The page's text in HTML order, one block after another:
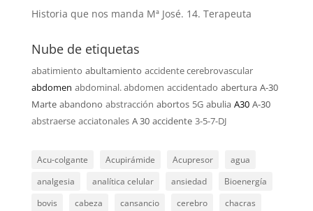
Historia que nos manda Mª José. 14. Terapeuta
Nube de etiquetas
abatimiento abultamiento accidente cerebrovascular
abdomen abdominal. abdomen accidentado abertura A-30
Marte abandono abstracción abortos 5G abulia A30 A-30
abstraerse acciatonales A 30 accidente 3-5-7-DJ
Acu-colgante Acupirámide Acupresor
agua
analgesia
analítica celular ansiedad
Bioenergía
bovis
cabeza cansancio cerebro
chacras